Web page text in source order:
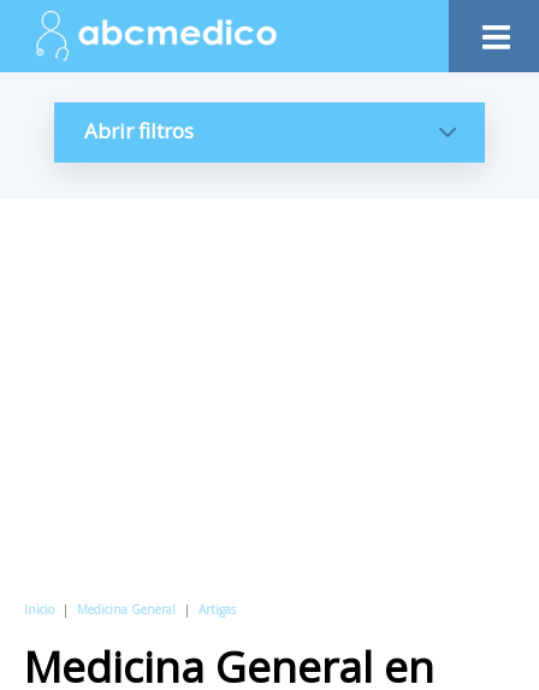
Abrir filtros
Inicio | Medicina General | Artigas
Medicina General en